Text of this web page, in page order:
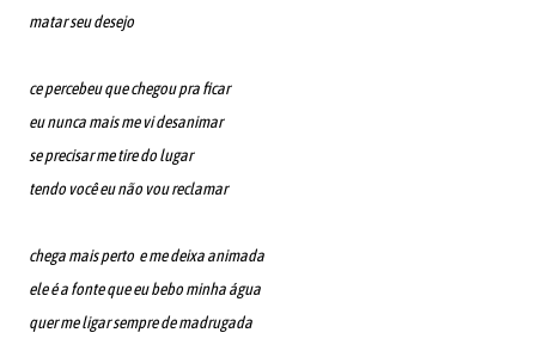
matar seu desejo
ce percebeu que chegou pra ficar
eu nunca mais me vi desanimar
se precisar me tire do lugar
tendo você eu não vou reclamar
chega mais perto e me deixa animada
ele é a fonte que eu bebo minha água
quer me ligar sempre de madrugada